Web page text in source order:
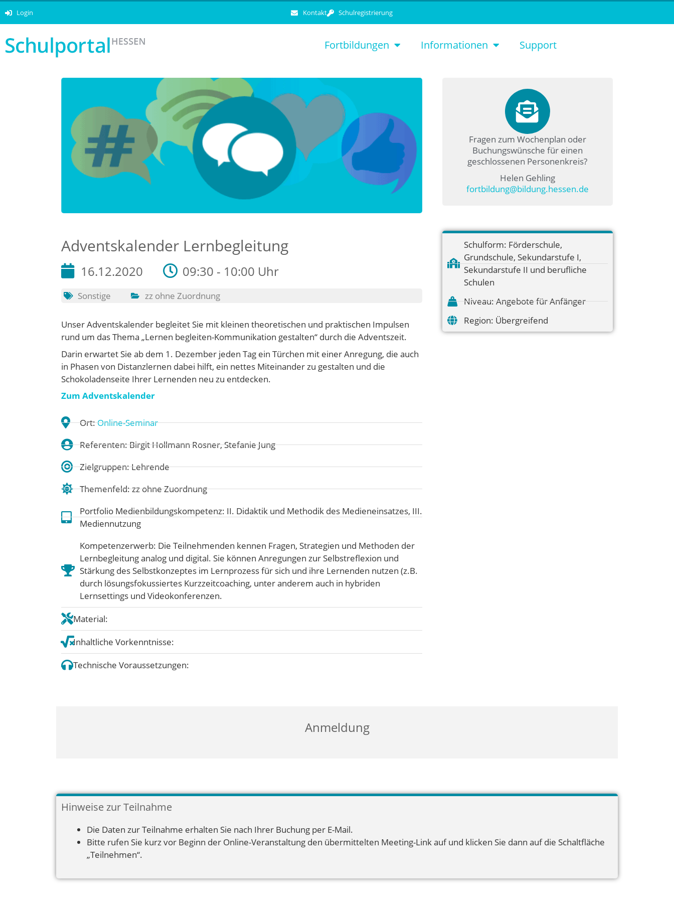
Login Kontakt Schulregistrierung
Fortbildungen Informationen Support
Adventskalender Lernbegleitung
16.12.2020 09:30 - 10:00 Uhr
Sonstige zz ohne Zuordnung
Unser Adventskalender begleitet Sie mit kleinen theoretischen und praktischen Impulsen
rund um das Thema „Lernen begleiten-Kommunikation gestalten“ durch die Adventszeit.
Darin erwartet Sie ab dem 1. Dezember jeden Tag ein Türchen mit einer Anregung, die auch
in Phasen von Distanzlernen dabei hilft, ein nettes Miteinander zu gestalten und die
Schokoladenseite Ihrer Lernenden neu zu entdecken.
Zum Adventskalender
Ort:Online-Seminar
Referenten: Birgit Hollmann Rosner, Stefanie Jung
Zielgruppen: Lehrende
Themenfeld:zz ohne Zuordnung
Portfolio Medienbildungskompetenz: II. Didaktik und Methodik des Medieneinsatzes, III.
Mediennutzung
Kompetenzerwerb: Die Teilnehmenden kennen Fragen, Strategien und Methoden der
Lernbegleitung analog und digital. Sie können Anregungen zur Selbstreflexion und
Stärkung des Selbstkonzeptes im Lernprozess für sich und ihre Lernenden nutzen (z.B.
durch lösungsfokussiertes Kurzzeitcoaching, unter anderem auch in hybriden
Lernsettings und Videokonferenzen.
Material:
Inhaltliche Vorkenntnisse:
Technische Voraussetzungen:
Fragen zum Wochenplan oder
Buchungswünsche für einen
geschlossenen Personenkreis?
Helen Gehling
fortbildung@bildung.hessen.de
Schulform: Förderschule,
Grundschule, Sekundarstufe I,
Sekundarstufe II und berufliche
Schulen
Niveau: Angebote für Anfänger
Region: Übergreifend
Anmeldung
Hinweise zur Teilnahme
Die Daten zur Teilnahme erhalten Sie nach Ihrer Buchung per E-Mail.
Bitte rufen Sie kurz vor Beginn der Online-Veranstaltung den übermittelten Meeting-Link auf und klicken Sie dann auf die Schaltfläche
„Teilnehmen“.